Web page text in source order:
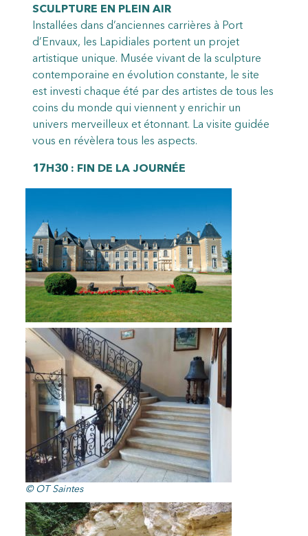
SCULPTURE EN PLEIN AIR
Installées dans d’anciennes carrières à Port
d’Envaux, les Lapidiales portent un projet
artistique unique. Musée vivant de la sculpture
contemporaine en évolution constante, le site
est investi chaque été par des artistes de tous les
coins du monde qui viennent y enrichir un
univers merveilleux et étonnant. La visite guidée
vous en révèlera tous les aspects.
17H30 : FIN DE LA JOURNÉE
© OT Saintes